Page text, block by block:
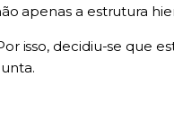
apenas a estrutura
isso, decidiu-se que